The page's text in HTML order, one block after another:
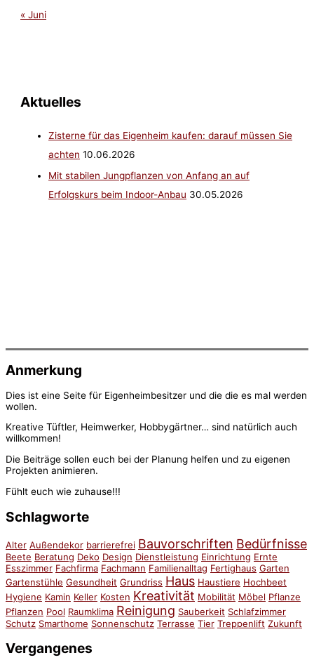
« Juni
Aktuelles
Zisterne für das Eigenheim kaufen: darauf müssen Sie
achten 10.06.2026
Mit stabilen Jungpflanzen von Anfang an auf
Erfolgskurs beim Indoor-Anbau 30.05.2026
Anmerkung
Dies ist eine Seite für Eigenheimbesitzer und die die es mal werden
wollen.
Kreative Tüftler, Heimwerker, Hobbygärtner… sind natürlich auch
willkommen!
Die Beiträge sollen euch bei der Planung helfen und zu eigenen
Projekten animieren.
Fühlt euch wie zuhause!!!
Schlagworte
Alter Außendekor barrierefrei Bauvorschriften Bedürfnisse
Beete Beratung Deko Design Dienstleistung Einrichtung Ernte
Esszimmer Fachfirma Fachmann Familienalltag Fertighaus Garten
Gartenstühle Gesundheit Grundriss Haus Haustiere Hochbeet
Hygiene Kamin Keller Kosten Kreativität Mobilität Möbel Pflanze
Pflanzen Pool Raumklima Reinigung Sauberkeit Schlafzimmer
Schutz Smarthome Sonnenschutz Terrasse Tier Treppenlift Zukunft
Vergangenes